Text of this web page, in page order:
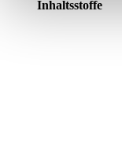
Inhaltsstoffe